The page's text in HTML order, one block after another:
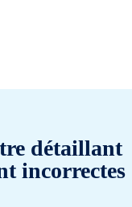
détaillant
incorrectes